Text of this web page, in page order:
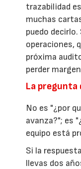
trazabilidad
muchas
puedo
operaciones,
próxima
perder
La pregunta
No es "¿por
avanza?"; es
equipo está
Si la
llevas dos